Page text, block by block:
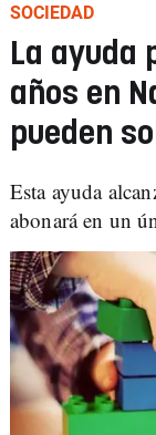
SOCIEDAD
La ayuda
años en
pueden
Esta ayuda
abonará en un